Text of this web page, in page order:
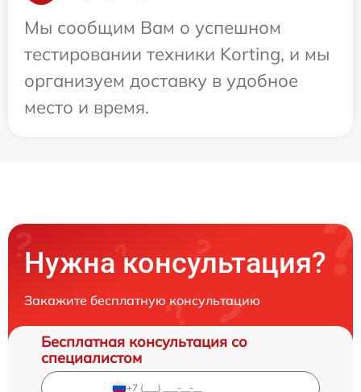
Мы сообщим Вам о успешном
тестировании техники Korting, и мы
организуем доставку в удобное
место и время.
Нужна консультация?
Закажите бесплатную консультацию
Бесплатная консультация со
специалистом